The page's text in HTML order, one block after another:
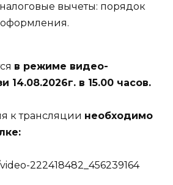
вычеты: порядок
в режиме видео-
14.08.2026г. в 15.00 часов.
к трансляции необходимо
222418482_456239164